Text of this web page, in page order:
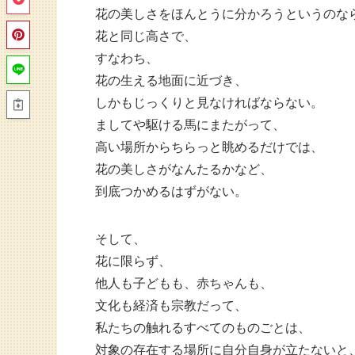
花の美しさをほんとうに分かろうというのな
花と同じ高さで、
すなわち、
花の生える地面に近づき、
しかもじっくりと見なければならない。
ましてや駆ける馬にまたがって、
高い場所からちらっと眺めるだけでは、
花の美しさがなんたるかなど、
到底つかめるはずがない。
そして、
花に限らず、
他人も子どもも、赤ちゃんも、
文化も経済も宗教だって、
私たちの触れるすべてのものごとは、
対象の存在する場所に自分自身が立たないと